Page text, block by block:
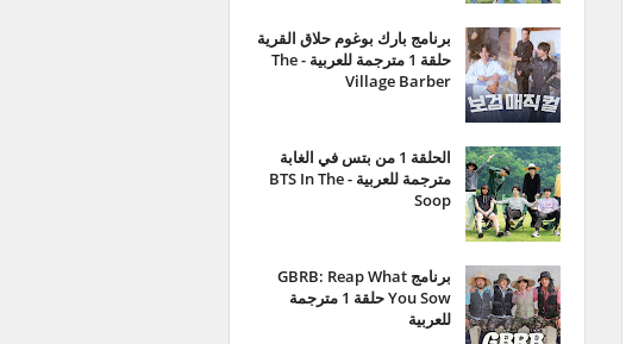
برنامج بارك بوغوم حلاق القرية
حلقة 1 مترجمة للعربية - The
Village Barber
الحلقة 1 من بتس في الغابة
مترجمة للعربية - BTS In The
Soop
برنامج GBRB: Reap What
You Sow حلقة 1 مترجمة
للعربية